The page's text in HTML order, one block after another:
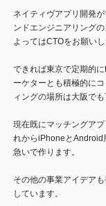
ネイティヴアプリ開発
ンドエンジニアリング
よってはCTOをお願い
できれば東京で定期的
ーケターとも積極的に
ィングの場所は大阪でも
現在既にマッチングア
れからiPhoneとAndroid
急いで作ります。
その他の事業アイデア
しています。